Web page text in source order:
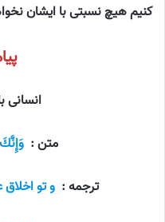
کنیم هیچ نسبتی با ایشان
انسانی
متن :
ترجمه : و تو